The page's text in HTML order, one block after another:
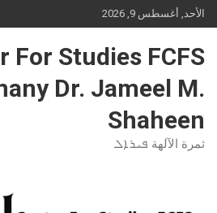
Skip
to
الأحد, أغسطس 9, 2026
For Studies FCFS
Dr. Jameel M.
Shaheen
ثمرة الآلهة ܦܝܪܐܠ